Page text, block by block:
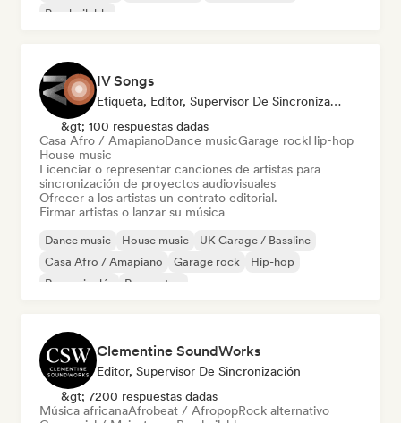
Pop bailable
IV Songs
Etiqueta, Editor, Supervisor De Sincronización
&gt; 100 respuestas dadas
Casa Afro / AmapianoDance musicGarage rockHip-hop
House music
Licenciar o representar canciones de artistas para
sincronización de proyectos audiovisuales
Ofrecer a los artistas un contrato editorial.
Firmar artistas o lanzar su música
Dance music House music
UK Garage / Bassline
Casa Afro / Amapiano
Garage rock
Hip-hop
Rap en inglés
Reggaeton
Clementine SoundWorks
Editor, Supervisor De Sincronización
&gt; 7200 respuestas dadas
Música africanaAfrobeat / AfropopRock alternativo